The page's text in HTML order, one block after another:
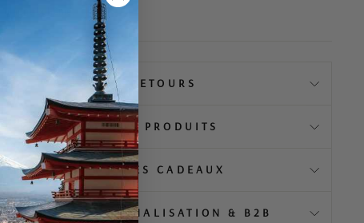
bohème.
📦 LIVRAISON & RETOURS
À PROPOS DE NOS PRODUITS
& IDÉES CADEAUX
PERSONNALISATION & B2B